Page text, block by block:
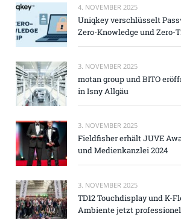
4. NOVEMBER 2025
Uniqkey verschlüsselt
Zero-Knowledge und Zero-
3. NOVEMBER 2025
motan group und BITO
in Isny Allgäu
3. NOVEMBER 2025
Fieldfisher erhält JUVE
und Medienkanzlei 2024
3. NOVEMBER 2025
TD12 Touchdisplay und K-
Ambiente jetzt